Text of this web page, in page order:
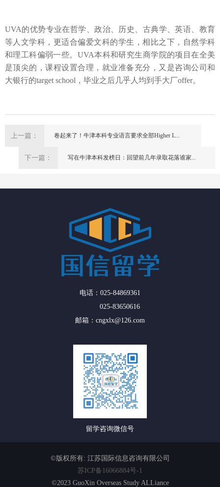
UVA的优势专业在哲学、政治、历史、古典学、英语、教育
等人文学科，更适合偏爱文科的学生，相比之下，自然学科
和理工科偏弱一些。 UVA本科和研究生商学院的项目在全美
是顶尖的 ，课程设置合理，就业准备充分，又是咨询公司和
大银行的target school，毕业之后几乎人均到手大厂offer。
上一篇： 卷起来了！牛津本科专业语言要求全部Higher L...
下一篇： 写在牛津本科发榜日：回望前几年录取花落谁家...
电话：025-84869361
025-83650616
邮箱：cngxlx@126.com
留学咨询微信号
©版权所有: 江苏国际信息咨询有限公司
苏ICP备16066884号-1
©2023 GuoXin Overseas Study ALLiance